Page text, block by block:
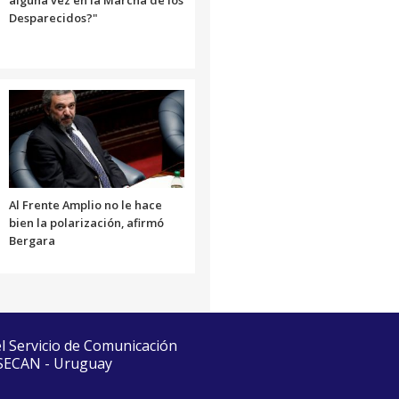
Desparecidos?"
Al Frente Amplio no le hace
bien la polarización, afirmó
Bergara
de Comunicación
- Uruguay